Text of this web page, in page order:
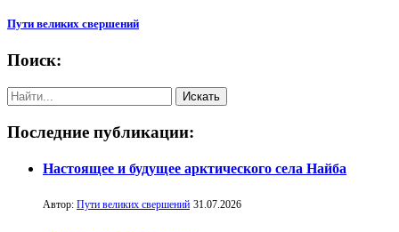
Пути великих свершений
Поиск:
Последние публикации:
Настоящее и будущее арктического села Найба
Автор: Пути великих свершений 31.07.2026